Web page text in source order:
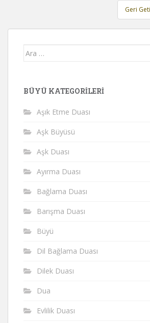
Geri
Arama
BÜYÜ KATEGORILERI
Aşık Etme Duası
Aşk Büyüsü
Aşk Duası
Ayırma Duası
Bağlama Duası
Barışma Duası
Büyü
Dil Bağlama Duası
Dilek Duası
Dua
Evlilik Duası